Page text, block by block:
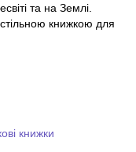
та на Землі.
книжкою для
книжки